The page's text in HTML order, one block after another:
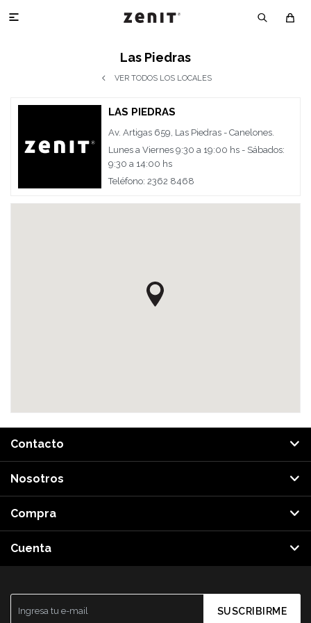

Las Piedras
VER TODOS LOS LOCALES
LAS PIEDRAS
Av. Artigas 659, Las Piedras - Canelones.
Lunes a Viernes 9:30 a 19:00 hs - Sábados:
9:30 a 14:00 hs
Teléfono: 2362 8468
SUSCRIBIRME
Contacto
Nosotros
Compra
Cuenta